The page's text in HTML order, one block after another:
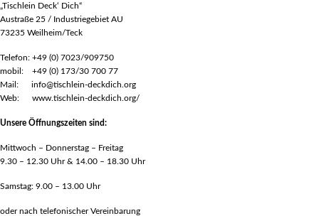
„Tischlein Deck‘ Dich“
Austraße 25 / Industriegebiet AU
73235 Weilheim/Teck
Telefon: +49 (0) 7023/909750
mobil: +49 (0) 173/30 700 77
Mail: info@tischlein-deckdich.org
Web: www.tischlein-deckdich.org/
Unsere Öffnungszeiten sind:
Mittwoch – Donnerstag – Freitag
9.30 – 12.30 Uhr & 14.00 – 18.30 Uhr
Samstag: 9.00 – 13.00 Uhr
oder nach telefonischer Vereinbarung